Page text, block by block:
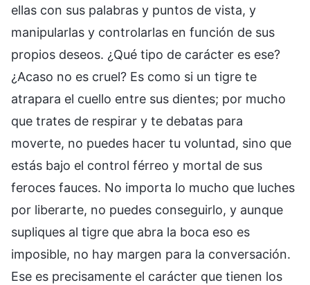
ellas con sus palabras y puntos de vista, y
manipularlas y controlarlas en función de sus
propios deseos. ¿Qué tipo de carácter es ese?
¿Acaso no es cruel? Es como si un tigre te
atrapara el cuello entre sus dientes; por mucho
que trates de respirar y te debatas para
moverte, no puedes hacer tu voluntad, sino que
estás bajo el control férreo y mortal de sus
feroces fauces. No importa lo mucho que luches
por liberarte, no puedes conseguirlo, y aunque
supliques al tigre que abra la boca eso es
imposible, no hay margen para la conversación.
Ese es precisamente el carácter que tienen los